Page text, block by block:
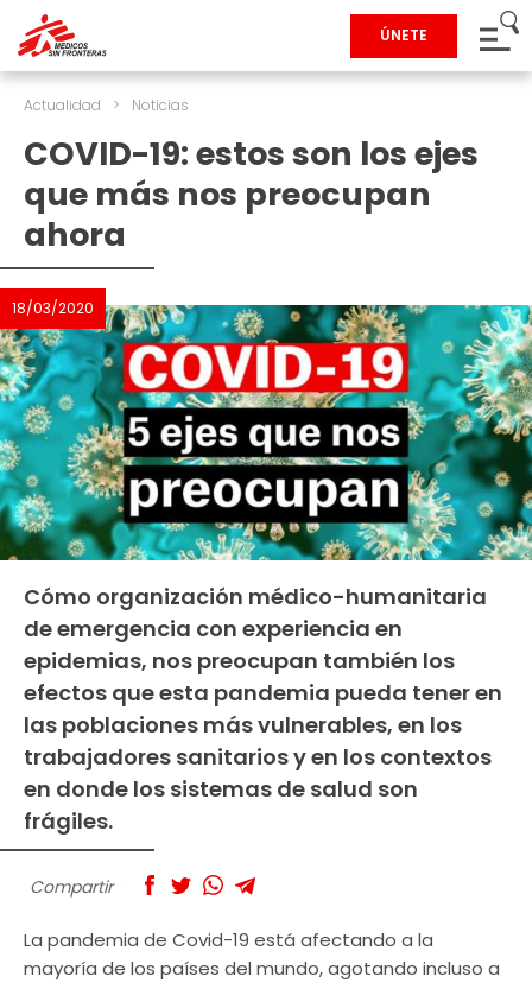
ÚNETE
Actualidad > Noticias
COVID-19: estos son los ejes
que más nos preocupan
ahora
18/03/2020
Cómo organización médico-humanitaria
de emergencia con experiencia en
epidemias, nos preocupan también los
efectos que esta pandemia pueda tener en
las poblaciones más vulnerables, en los
trabajadores sanitarios y en los contextos
en donde los sistemas de salud son
frágiles.
Compartir
La pandemia de Covid-19 está afectando a la
mayoría de los países del mundo, agotando incluso a